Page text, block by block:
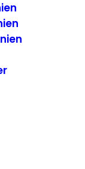
vej i White